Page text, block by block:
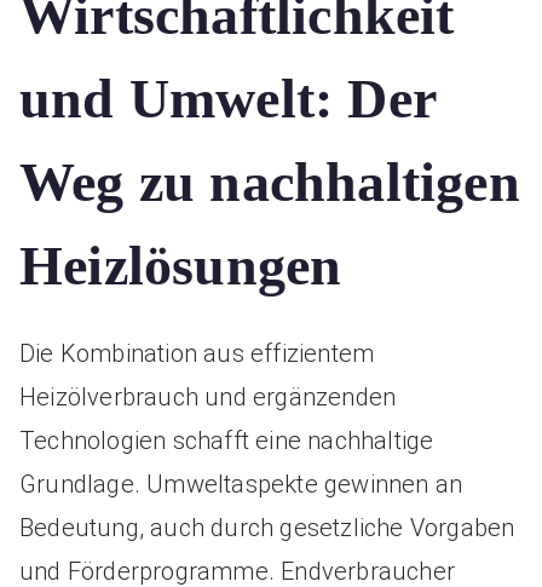
Wirtschaftlichkeit
und Umwelt: Der
Weg zu nachhaltigen
Heizlösungen
Die Kombination aus effizientem
Heizölverbrauch und ergänzenden
Technologien schafft eine nachhaltige
Grundlage. Umweltaspekte gewinnen an
Bedeutung, auch durch gesetzliche Vorgaben
und Förderprogramme. Endverbraucher